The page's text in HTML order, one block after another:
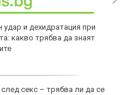
удар и дехидратация при
какво трябва да знаят
секс – трябва ли да се